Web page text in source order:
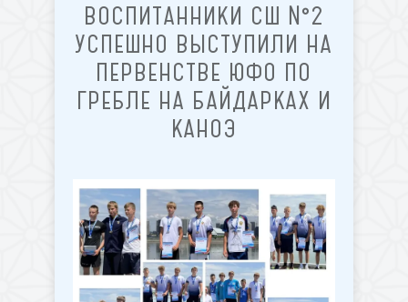
ВОСПИТАННИКИ СШ №2
УСПЕШНО ВЫСТУПИЛИ НА
ПЕРВЕНСТВЕ ЮФО ПО
ГРЕБЛЕ НА БАЙДАРКАХ И
КАНОЭ